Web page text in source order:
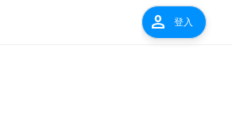
person 登入